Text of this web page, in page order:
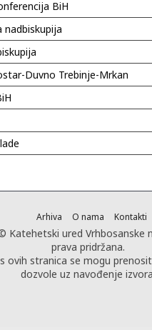
BiH
nadbiskupija
Duvno Trebinje-Mrkan
Arhiva O nama Kontakti
Katehetski ured Vrhbosanske
prava pridržana.
ovih stranica se mogu
dozvole uz navođenje